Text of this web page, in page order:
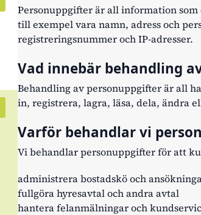
Öppna/stäng underlänkar
Öppna/stäng underlänkar
Personuppgifter är all information
till exempel vara namn, adress och
registreringsnummer och IP-adresser.
Vad innebär behandling
Behandling av personuppgifter är all
in, registrera, lagra, läsa, dela, ändra
Varför behandlar vi
Vi behandlar personuppgifter för att
administrera bostadskö och
fullgöra hyresavtal och andra avtal
hantera felanmälningar och